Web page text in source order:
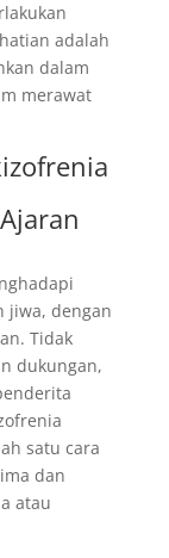
adalah
dalam
merawat
jiwa, dengan
Tidak
dukungan,
satu cara
dan
atau